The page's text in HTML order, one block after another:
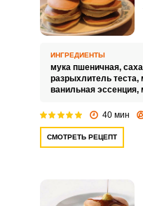
ИНГРЕДИЕНТЫ
мука пшеничная,
разрыхлитель теста,
ванильная эссенция,
40 мин
СМОТРЕТЬ РЕЦЕПТ